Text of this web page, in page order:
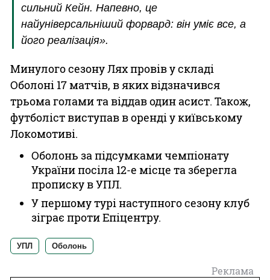
сильний Кейн. Напевно, це
найуніверсальніший форвард: він уміє все, а
його реалізація».
Минулого сезону Лях провів у складі
Оболоні 17 матчів, в яких відзначився
трьома голами та віддав один асист. Також,
футболіст виступав в оренді у київському
Локомотиві.
Оболонь за підсумками чемпіонату
України посіла 12-е місце та зберегла
прописку в УПЛ.
У першому турі наступного сезону клуб
зіграє проти Епіцентру.
УПЛ Оболонь
Реклама